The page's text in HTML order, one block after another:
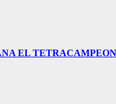
EL